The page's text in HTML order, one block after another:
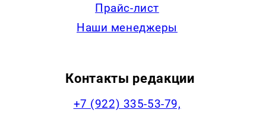
Прайс-лист
Наши менеджеры
Контакты редакции
+7 (922) 335-53-79,